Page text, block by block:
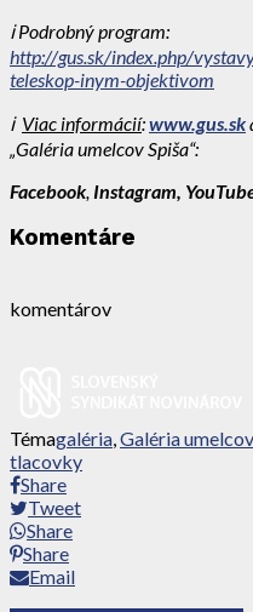
ℹ️Podrobný program:
http://gus.sk/index.php/
teleskop-inym-objektivom
ℹ️ Viac informácií:www.gus.sk
„Galéria umelcov Spiša“:
Facebook, Instagram, You
Komentáre
komentárov
Témagaléria,Galéria
tlacovky
Share
Tweet
Share
Share
Email